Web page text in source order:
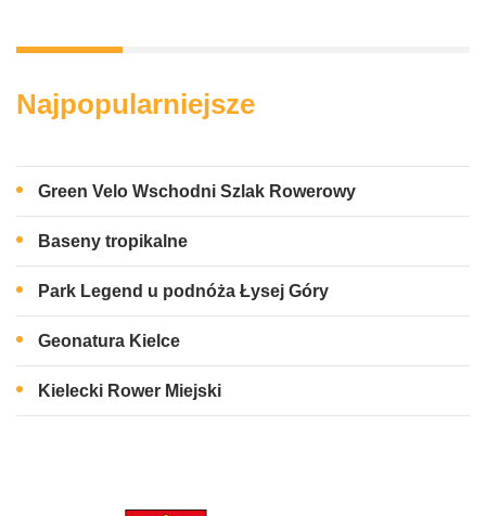
Najpopularniejsze
Green Velo Wschodni Szlak Rowerowy
Baseny tropikalne
Park Legend u podnóża Łysej Góry
Geonatura Kielce
Kielecki Rower Miejski